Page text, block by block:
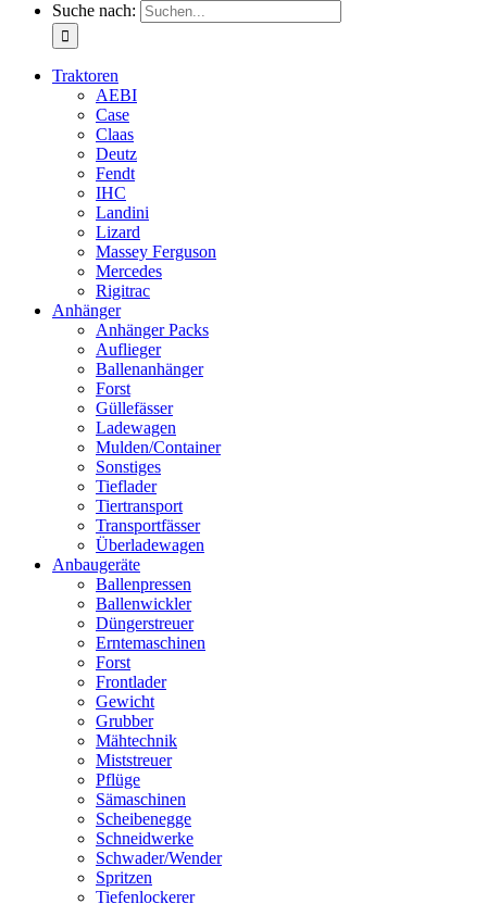
Suche nach:
Traktoren
AEBI
Case
Claas
Deutz
Fendt
IHC
Landini
Lizard
Massey Ferguson
Mercedes
Rigitrac
Anhänger
Anhänger Packs
Auflieger
Ballenanhänger
Forst
Güllefässer
Ladewagen
Mulden/Container
Sonstiges
Tieflader
Tiertransport
Transportfässer
Überladewagen
Anbaugeräte
Ballenpressen
Ballenwickler
Düngerstreuer
Erntemaschinen
Forst
Frontlader
Gewicht
Grubber
Mähtechnik
Miststreuer
Pflüge
Sämaschinen
Scheibenegge
Schneidwerke
Schwader/Wender
Spritzen
Tiefenlockerer